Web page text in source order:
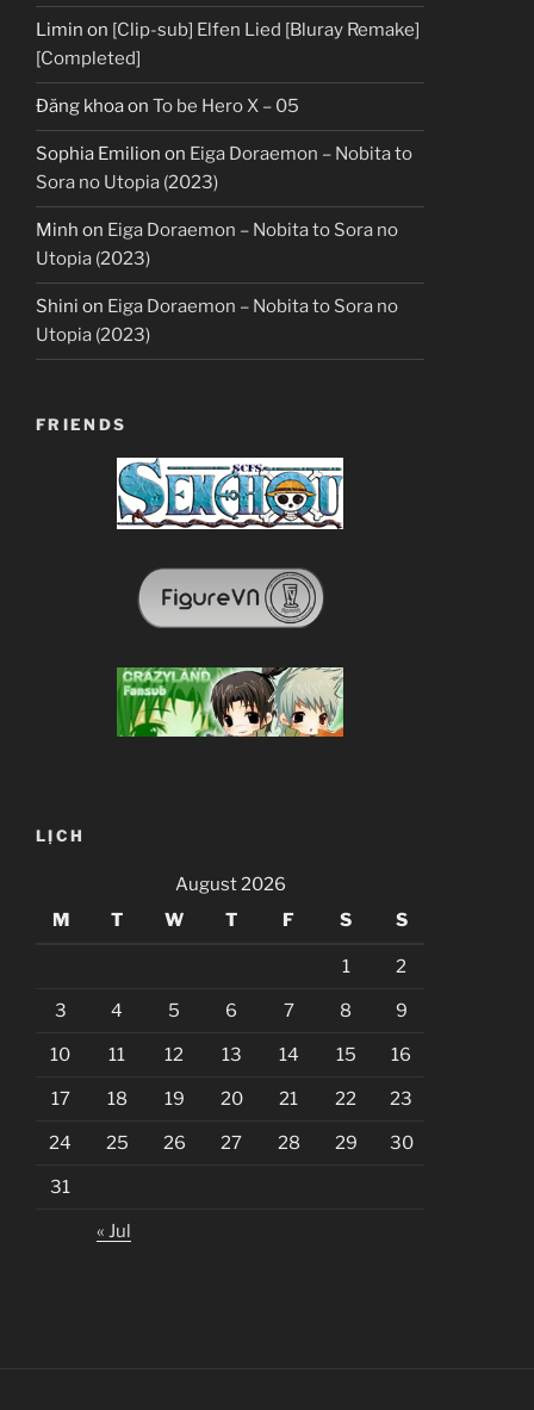
Limin on [Clip-sub] Elfen Lied [Bluray Remake]
[Completed]
Đăng khoaon To be Hero X – 05
Sophia Emilion on Eiga Doraemon – Nobita to
Sora no Utopia (2023)
Minh on Eiga Doraemon – Nobita to Sora no
Utopia (2023)
Shini on Eiga Doraemon – Nobita to Sora no
Utopia (2023)
FRIENDS
LỊCH
August 2026
M
T W T F S S
1 2
3 4 5 6 7 8 9
10 11 12 13 14 15 16
17 18 19 20 21 22 23
24 25 26 27 28 29 30
31
« Jul